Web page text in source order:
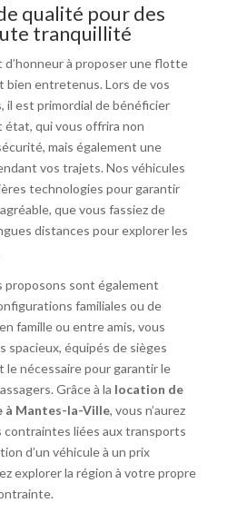
qualité pour des
tranquillité
à proposer une flotte
bien entretenus. Lors de vos
il est primordial de bénéficier
état, qui vous offrira non
mais également une
vos trajets. Nos véhicules
technologies pour garantir
que vous fassiez de
distances pour explorer les
proposons sont également
familiales ou de
famille ou entre amis, vous
spacieux, équipés de sièges
nécessaire pour garantir le
Grâce à la location de
à Mantes-la-Ville, vous n’aurez
contraintes liées aux transports
d’un véhicule à un prix
explorer la région à votre propre